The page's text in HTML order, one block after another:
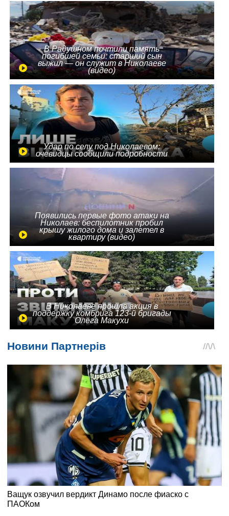
В Радушном почтили память
погибшей семьи: старший сын
выжил — он служит в Николаеве
(видео)
Удар по селу под Николаевом:
очевидцы сообщили подробности
Появились первые фото атаки на
Николаев: беспилотник пробил
крышу жилого дома и залетел в
квартиру (видео)
В Николаеве прошла акция в
поддержку комбрига 123-й бригады
Олега Макухи